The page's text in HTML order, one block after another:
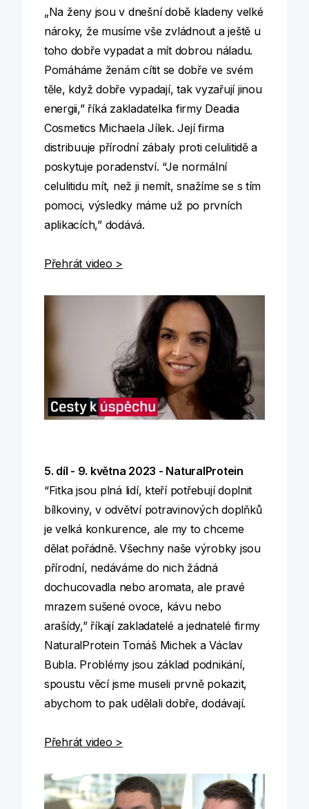
„Na ženy jsou v dnešní době kladeny velké
nároky, že musíme vše zvládnout a ještě u
toho dobře vypadat a mít dobrou náladu.
Pomáháme ženám cítit se dobře ve svém
těle, když dobře vypadají, tak vyzařují jinou
energii,” říká zakladatelka firmy Deadia
Cosmetics Michaela Jílek. Její firma
distribuuje přírodní zábaly proti celulitidě a
poskytuje poradenství. “Je normální
celulitidu mít, než ji nemít, snažíme se s tím
pomoci, výsledky máme už po prvních
aplikacích,” dodává.
Přehrát video >
5. díl - 9. května 2023 - NaturalProtein
“Fitka jsou plná lidí, kteří potřebují doplnit
bílkoviny, v odvětví potravinových doplňků
je velká konkurence, ale my to chceme
dělat pořádně. Všechny naše výrobky jsou
přírodní, nedáváme do nich žádná
dochucovadla nebo aromata, ale pravé
mrazem sušené ovoce, kávu nebo
arašídy,” říkají zakladatelé a jednatelé firmy
NaturalProtein Tomáš Michek a Václav
Bubla. Problémy jsou základ podnikání,
spoustu věcí jsme museli prvně pokazit,
abychom to pak udělali dobře, dodávají.
Přehrát video >